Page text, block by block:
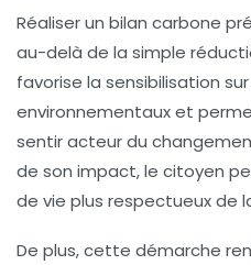
Réaliser un bilan carbone
au-delà de la simple
favorise la sensibilisation
environnementaux et
sentir acteur du
de son impact, le citoyen
de vie plus respectueux de
De plus, cette démarche